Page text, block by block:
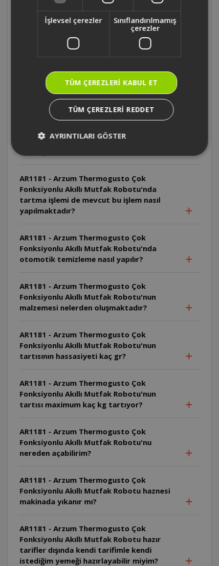
ekranında neler vardır?
AR1181 - Arzum Thermogusto Çok
Fonksiyonlu Akıllı Mutfak Robotu'nun
AR1181 - Arzum Thermogusto Çok
Fonksiyonlu Akıllı Mutfak Robotu'nun
haznesi kaç litredir?
Fonksiyonlu Akıllı Mutfak Robotu aynı anda
AR1181 - Arzum Thermogusto Çok
Fonksiyonlu Akıllı Mutfak Robotu'nda
tartma işlemi de mevcut bu işlem nasıl
yapılmaktadır?
AR1181 - Arzum Thermogusto Çok
Fonksiyonlu Akıllı Mutfak Robotu'nda
otomotik temizleme nasıl yapılır?
AR1181 - Arzum Thermogusto Çok
Fonksiyonlu Akıllı Mutfak Robotu'nun
malzemesi nelerden oluşmaktadır?
AR1181 - Arzum Thermogusto Çok
Fonksiyonlu Akıllı Mutfak Robotu'nun
tartısının hassasiyeti kaç gr?
AR1181 - Arzum Thermogusto Çok
Fonksiyonlu Akıllı Mutfak Robotu'nun
tartısı maximum kaç kg tartıyor?
AR1181 - Arzum Thermogusto Çok
Fonksiyonlu Akıllı Mutfak Robotu'nu
nereden açabilirim?
AR1181 - Arzum Thermogusto Çok
Fonksiyonlu Akıllı Mutfak Robotu haznesi
makinada yıkanır mı?
AR1181 - Arzum Thermogusto Çok
Fonksiyonlu Akıllı Mutfak Robotu hazır
tarifler dışında kendi tarifimle kendi
istediğim yemeği hazırlayabilir miyim?
İşlevsel çerezler
Sınıflandırılmamış
çerezler
TÜM ÇEREZLERI KABUL ET
TÜM ÇEREZLERI REDDET
AYRINTILARI GÖSTER